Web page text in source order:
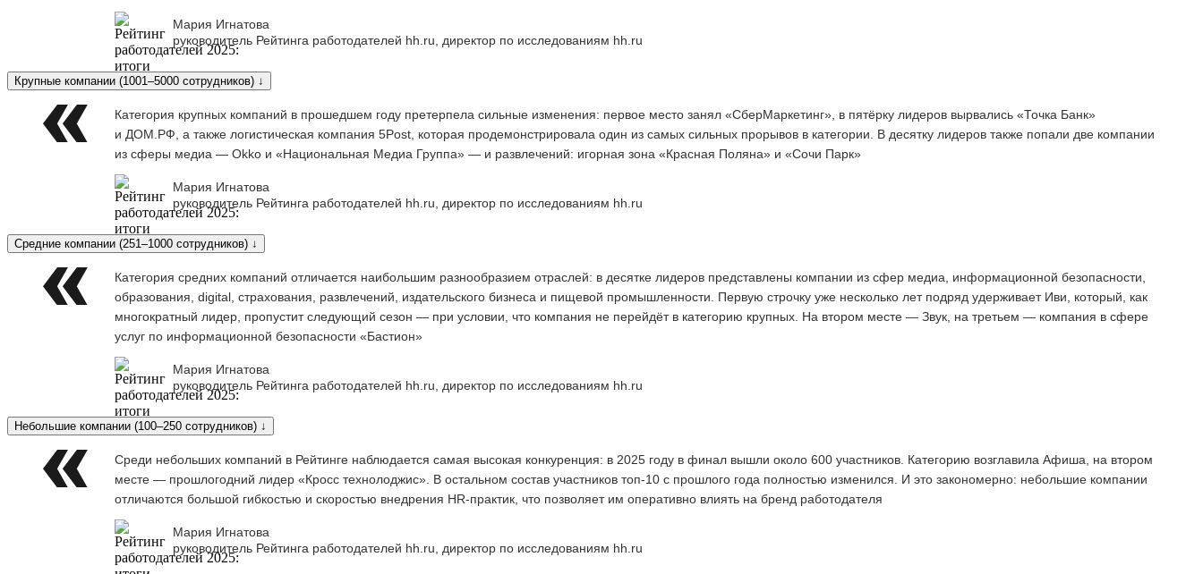
Мария Игнатова
руководитель Рейтинга работодателей hh.ru, директор по исследованиям hh.ru
Крупные компании (1001–5000 сотрудников) ↓
Категория крупных компаний в прошедшем году претерпела сильные изменения: первое место занял «СберМаркетинг», в пятёрку лидеров вырвались «Точка Банк»
и ДОМ.РФ, а также логистическая компания 5Post, которая продемонстрировала один из самых сильных прорывов в категории. В десятку лидеров также попали две компании
из сферы медиа — Okko и «Национальная Медиа Группа» — и развлечений: игорная зона «Красная Поляна» и «Сочи Парк»
Мария Игнатова
руководитель Рейтинга работодателей hh.ru, директор по исследованиям hh.ru
Средние компании (251–1000 сотрудников) ↓
Категория средних компаний отличается наибольшим разнообразием отраслей: в десятке лидеров представлены компании из сфер медиа, информационной безопасности,
образования, digital, страхования, развлечений, издательского бизнеса и пищевой промышленности. Первую строчку уже несколько лет подряд удерживает Иви, который, как
многократный лидер, пропустит следующий сезон — при условии, что компания не перейдёт в категорию крупных. На втором месте — Звук, на третьем — компания в сфере
услуг по информационной безопасности «Бастион»
Мария Игнатова
руководитель Рейтинга работодателей hh.ru, директор по исследованиям hh.ru
Небольшие компании (100–250 сотрудников) ↓
Среди небольших компаний в Рейтинге наблюдается самая высокая конкуренция: в 2025 году в финал вышли около 600 участников. Категорию возглавила Афиша, на втором
месте — прошлогодний лидер «Кросс технолоджис». В остальном состав участников топ-10 с прошлого года полностью изменился. И это закономерно: небольшие компании
отличаются большой гибкостью и скоростью внедрения HR-практик, что позволяет им оперативно влиять на бренд работодателя
Мария Игнатова
руководитель Рейтинга работодателей hh.ru, директор по исследованиям hh.ru